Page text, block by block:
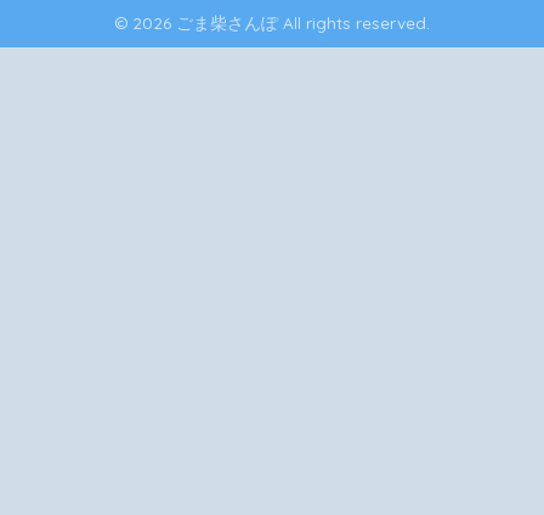
© 2026 ごま柴さんぽ All rights reserved.